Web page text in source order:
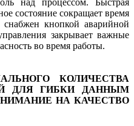
состояние сокращает время
снабжен кнопкой аварийной
закрывает важные
во время работы.
КОЛИЧЕСТВА
ДЛЯ ГИБКИ ДАННЫМ
НА КАЧЕСТВО